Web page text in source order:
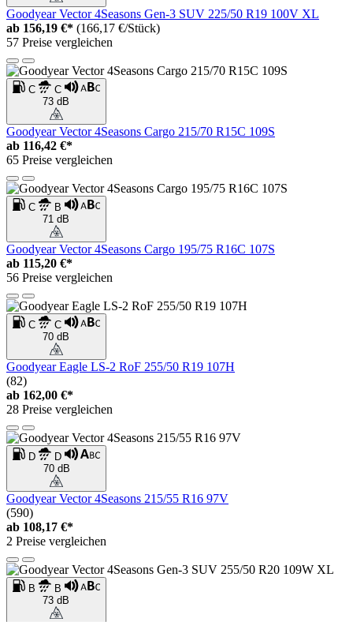
Goodyear Vector 4Seasons Gen-3 SUV 225/50 R19 100V XL
ab 156,19 €* (166,17 €/Stück)
57 Preise vergleichen
C
C
73 dB
Goodyear Vector 4Seasons Cargo 215/70 R15C 109S
ab 116,42 €*
65 Preise vergleichen
C
B
71 dB
Goodyear Vector 4Seasons Cargo 195/75 R16C 107S
ab 115,20 €*
56 Preise vergleichen
C
C
70 dB
Goodyear Eagle LS-2 RoF 255/50 R19 107H
(82)
ab 162,00 €*
28 Preise vergleichen
D
D
70 dB
Goodyear Vector 4Seasons 215/55 R16 97V
(590)
ab 108,17 €*
2 Preise vergleichen
B
B
73 dB